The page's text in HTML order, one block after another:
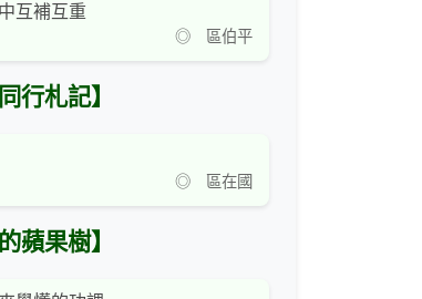
互補互重
◎ 區伯平
行札記】
◎ 區在國
蘋果樹】